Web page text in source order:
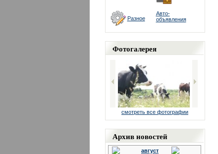
Разное
Авто-
объявления
Фотогалерея
смотреть все фотографии
Архив новостей
август